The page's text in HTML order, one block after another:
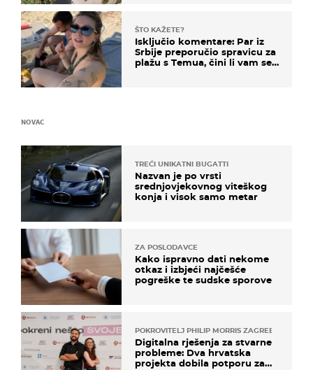
ŠTO KAŽETE?
Isključio komentare: Par iz
Srbije preporučio spravicu za
plažu s Temua, čini li vam se
NOVAC
TREĆI UNIKATNI BUGATTI
Nazvan je po vrsti
srednjovjekovnog viteškog
konja i visok samo metar
ZA POSLODAVCE
Kako ispravno dati nekome
otkaz i izbjeći najčešće
pogreške te sudske sporove
POKROVITELJ PHILIP MORRIS ZAGREB
Digitalna rješenja za stvarne
probleme: Dva hrvatska
projekta dobila potporu za